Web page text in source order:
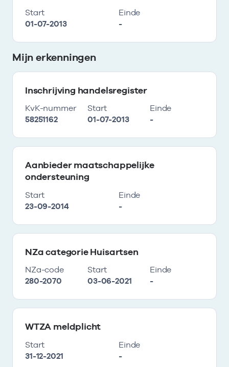
Start
01-07-2013
Einde
-
Mijn erkenningen
Inschrijving handelsregister
KvK-nummer
58251162
Start
01-07-2013
Einde
-
Aanbieder maatschappelijke
ondersteuning
Start
23-09-2014
Einde
-
NZa categorie Huisartsen
NZa-code
280-2070
Start
03-06-2021
Einde
-
WTZA meldplicht
Start
31-12-2021
Einde
-